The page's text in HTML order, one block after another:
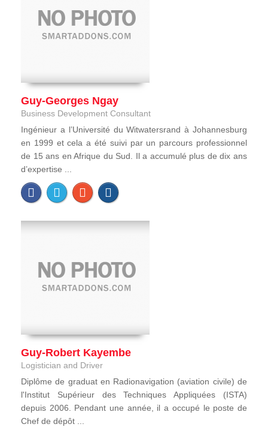
Guy-Georges Ngay
Business Development Consultant
Ingénieur a l’Université du Witwatersrand à Johannesburg
en 1999 et cela a été suivi par un parcours professionnel
de 15 ans en Afrique du Sud. Il a accumulé plus de dix ans
d’expertise ...
Guy-Robert Kayembe
Logistician and Driver
Diplôme de graduat en Radionavigation (aviation civile) de
l'Institut Supérieur des Techniques Appliquées (ISTA)
depuis 2006. Pendant une année, il a occupé le poste de
Chef de dépôt ...